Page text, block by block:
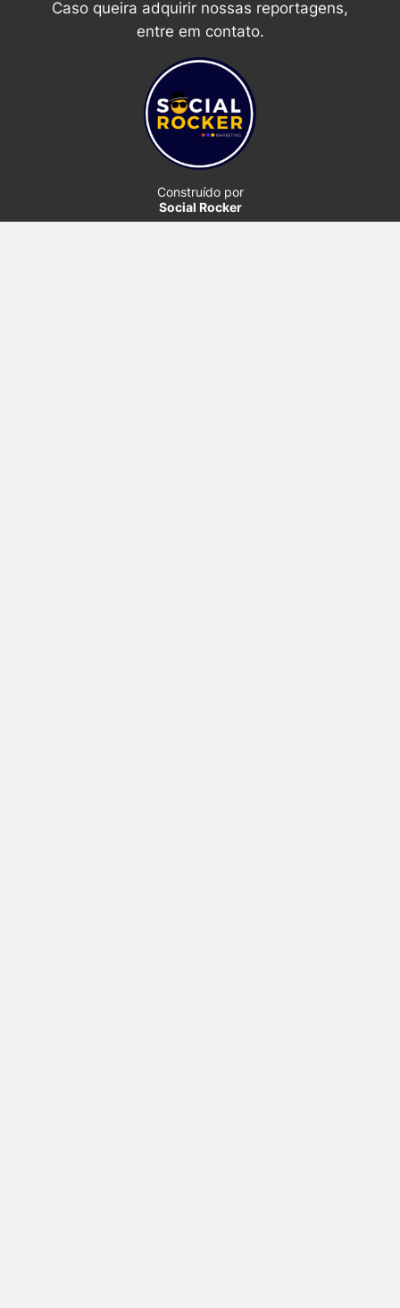
Caso queira adquirir nossas reportagens,
entre em contato.
Construído por
Social Rocker